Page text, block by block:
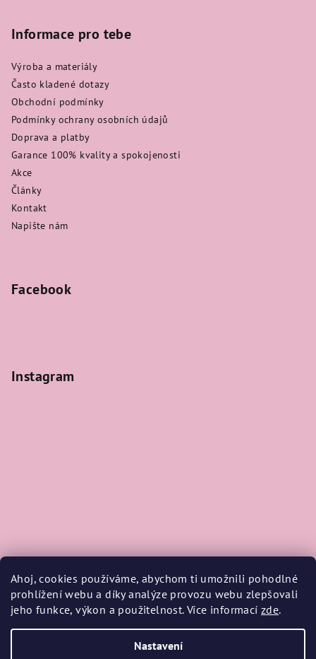
Ahoj, cookies používáme, abychom ti umožnili pohodlné
prohlížení webu a díky analýze provozu webu zlepšovali
jeho funkce, výkon a použitelnost. Více informací zde.
Nastavení
Informace pro tebe
Výroba a materiály
Často kladené dotazy
Obchodní podmínky
Podmínky ochrany osobních údajů
Doprava a platby
Garance 100% kvality a spokojenosti
Akce
Články
Kontakt
Napište nám
Facebook
Instagram
Sledovat na Instagramu